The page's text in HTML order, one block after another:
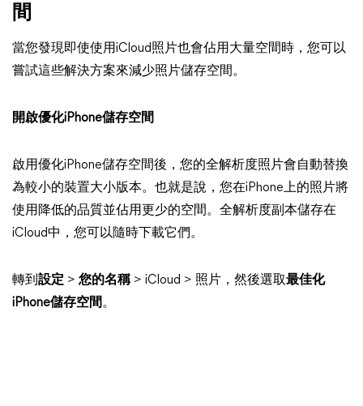
間
當您發現即使使用iCloud照片也會佔用大量空間時，您可以
嘗試這些解決方案來減少照片儲存空間。
開啟優化iPhone儲存空間
啟用優化iPhone儲存空間後，您的全解析度照片會自動替換
為較小的裝置大小版本。也就是說，您在iPhone上的照片將
使用降低的品質並佔用更少的空間。全解析度副本儲存在
iCloud中，您可以隨時下載它們。
轉到 設定 > 您的名稱> iCloud > 照片，然後選取最佳化
iPhone儲存空間。